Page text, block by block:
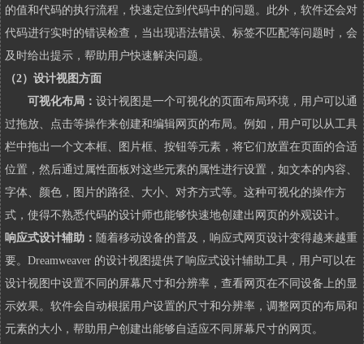
的值和代码的执行流程，快速定位到代码中的问题。此外，软件还会对
代码进行实时的错误检查，当出现语法错误、标签不匹配等问题时，会
及时给出提示，帮助用户快速解决问题。
（2）设计视图方面
可视化布局： 设计视图是一个可视化的页面布局环境，用户可以通
过拖放、点击等操作来创建和编辑网页的布局。例如，用户可以从工具
栏中拖出一个文本框、图片框、按钮等元素，将它们放置在页面的合适
位置，然后通过属性面板对这些元素的属性进行设置，如文本的内容、
字体、颜色，图片的路径、大小、对齐方式等。这种可视化的操作方
式，使得不熟悉代码的设计师也能够快速地创建出网页的外观设计。
响应式设计辅助： 随着移动设备的普及，响应式网页设计变得越来越重
要。Dreamweaver 的设计视图提供了响应式设计辅助工具，用户可以在
设计视图中设置不同的屏幕尺寸和分辨率，查看网页在不同设备上的显
示效果。软件会自动根据用户设置的尺寸和分辨率，调整网页的布局和
元素的大小，帮助用户创建出能够自适应不同屏幕尺寸的网页。